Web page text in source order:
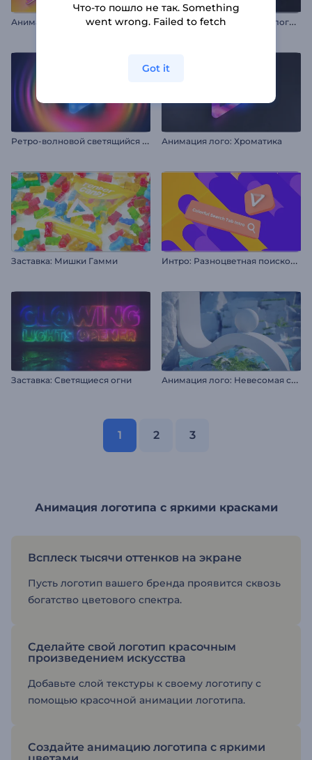
А
нимация лого: Сияющий хром Р
азноцветная заставка с логотипом
Р
етро-волновoй светящийся логотип Анимация лого: Хроматика
Заставка: Мишки Гамми И
нтро: Разноцветная поисковая строка
Заставка: Светящиеся огни А
нимация лого: Невесомая сфера
1 2 3
Анимация логотипа с яркими красками
Всплеск тысячи оттенков на экране
Пусть логотип вашего бренда проявится сквозь
богатство цветового спектра.
Сделайте свой логотип красочным
произведением искусства
Добавьте слой текстуры к своему логотипу с
помощью красочной анимации логотипа.
Создайте анимацию логотипа с яркими
Что-то пошло не так. Something
went wrong. Failed to fetch
Got it